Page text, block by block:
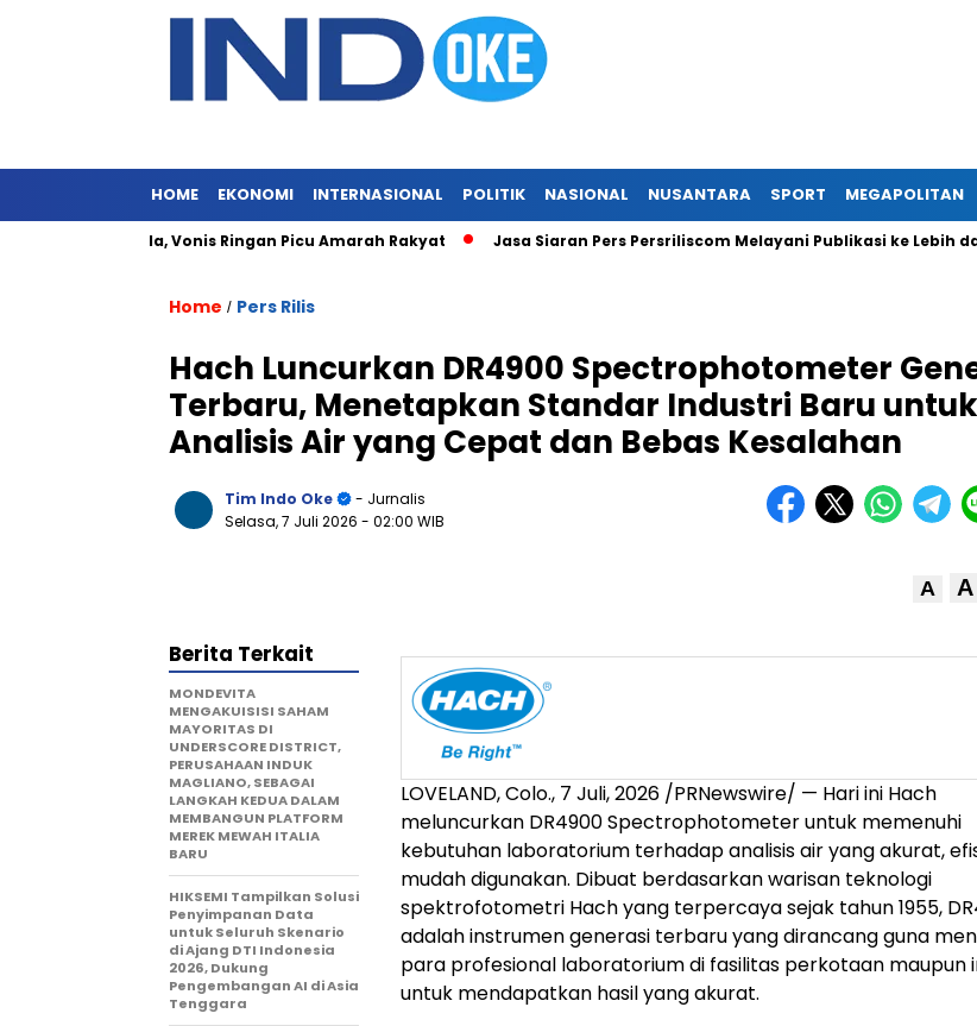
HOME EKONOMI INTERNASIONAL POLITIK NASIONAL NUSANTARA SPORT MEGAPOLITAN
Merajalela, Vonis Ringan Picu Amarah Rakyat Jasa Siaran Pers Persriliscom Melayani Publikasi ke Lebih dari
Home / Pers Rilis
Hach Luncurkan DR4900 Spectrophotometer
Terbaru, Menetapkan Standar Industri Baru untuk
Analisis Air yang Cepat dan Bebas Kesalahan
Tim Indo Oke
- Jurnalis
Selasa, 7 Juli 2026 - 02:00 WIB
A A
LOVELAND, Colo., 7 Juli, 2026 /PRNewswire/ — Hari ini Hach
meluncurkan DR4900 Spectrophotometer untuk memenuhi
kebutuhan laboratorium terhadap analisis air yang akurat,
mudah digunakan. Dibuat berdasarkan warisan teknologi
spektrofotometri Hach yang terpercaya sejak tahun 1955,
adalah instrumen generasi terbaru yang dirancang guna
para profesional laboratorium di fasilitas perkotaan maupun
untuk mendapatkan hasil yang akurat.
Berita Terkait
MONDEVITA
MENGAKUISISI SAHAM
MAYORITAS DI
UNDERSCORE DISTRICT,
PERUSAHAAN INDUK
MAGLIANO, SEBAGAI
LANGKAH KEDUA DALAM
MEMBANGUN PLATFORM
MEREK MEWAH ITALIA
BARU
HIKSEMI Tampilkan Solusi
Penyimpanan Data
untuk Seluruh Skenario
di Ajang DTI Indonesia
2026, Dukung
Pengembangan AI di Asia
Tenggara